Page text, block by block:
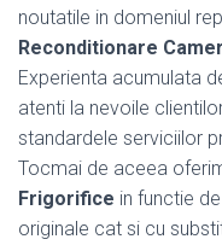
noutatile in domeniul
Reconditionare
Experienta acumulata
atenti la nevoile
standardele serviciilor
Tocmai de aceea
Frigorifice in functie
originale cat si cu